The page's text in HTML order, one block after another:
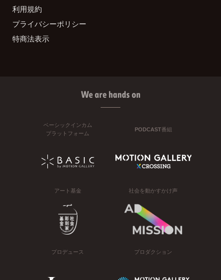
利用規約
プライバシーポリシー
特商法表示
We are hands on
ベーシックインカム
プラットフォーム
PODCAST番組
アート基金 社会を動かすかけ声
プロデュース プロダクション